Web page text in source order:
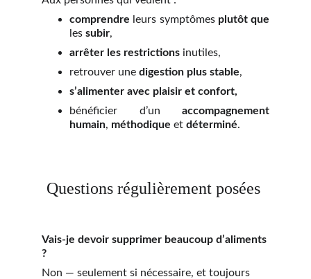
comprendre leurs symptômes plutôt que
les subir,
arrêter les restrictions inutiles,
retrouver une digestion plus stable,
s’alimenter avec plaisir et confort,
bénéficier d’un accompagnement
humain, méthodique et déterminé.
Questions régulièrement posées
Vais-je devoir supprimer beaucoup d’aliments
?
Non — seulement si nécessaire, et toujours